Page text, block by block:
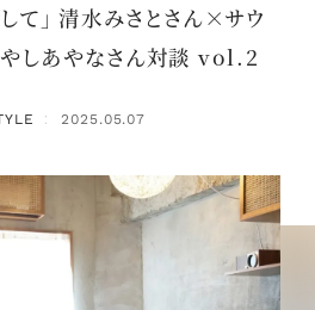
て」 清水みさとさん×サウ
やしあやなさん対談 vol.2
： 2025.05.07